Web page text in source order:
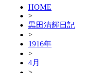
HOME
>
黒田清輝日記
>
1916年
>
4月